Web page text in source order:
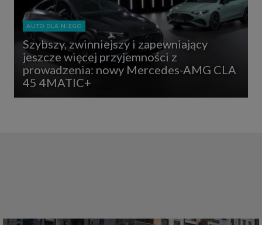
AUTO DLA NIEGO
Szybszy, zwinniejszy i zapewniający
jeszcze więcej przyjemności z
prowadzenia: nowy Mercedes-AMG CLA
45 4MATIC+